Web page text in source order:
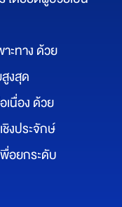
โดยยึดผู้ป่วยเป็น
าะทาง ด้วย
งสุด
นื่อง ด้วย
ชิงประจักษ์
พื่อยกระดับ